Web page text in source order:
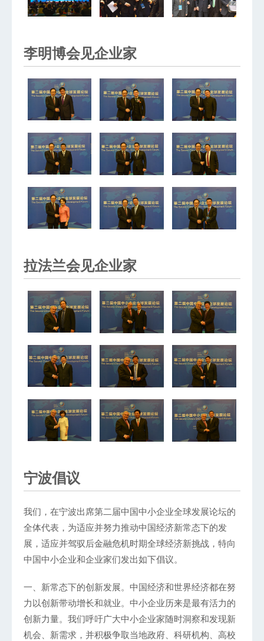
李明博会见企业家
拉法兰会见企业家
宁波倡议
我们，在宁波出席第二届中国中小企业全球发展论坛的
全体代表，为适应并努力推动中国经济新常态下的发
展，适应并驾驭后金融危机时期全球经济新挑战，特向
中国中小企业和企业家们发出如下倡议。
一、新常态下的创新发展。中国经济和世界经济都在努
力以创新带动增长和就业。中小企业历来是最有活力的
创新力量。我们呼吁广大中小企业家随时洞察和发现新
机会、新需求，并积极争取当地政府、科研机构、高校